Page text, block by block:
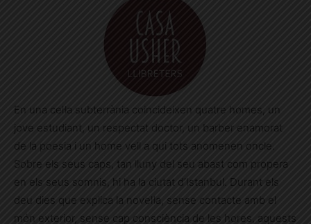
En una cel·la subterrània coincideixen quatre homes, un
jove estudiant, un respectat doctor, un barber enamorat
de la poesia i un home vell a qui tots anomenen oncle.
Sobre els seus caps, tan lluny del seu abast com propera
en els seus somnis, hi ha la ciutat d’Istanbul. Durant els
deu dies que explica la novel·la, sense contacte amb el
món exterior, sense cap consciència de les hores, aquests